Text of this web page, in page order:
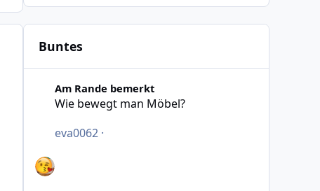
Buntes
Am Rande bemerkt
Wie bewegt man Möbel?
eva0062 ·